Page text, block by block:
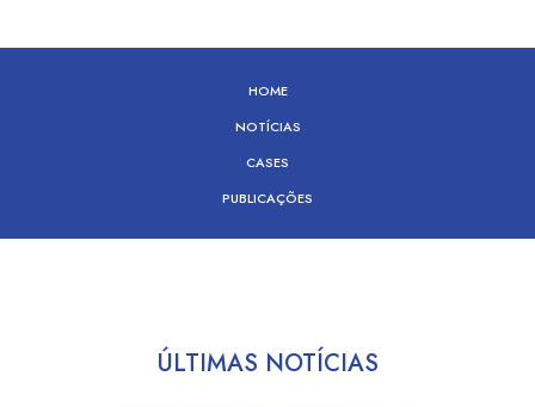
HOME
NOTÍCIAS
CASES
PUBLICAÇÕES
ÚLTIMAS NOTÍCIAS